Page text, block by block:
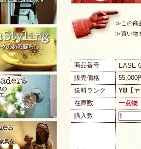
≫この商
≫買い物
商品番号
EASE-
販売価格
55,000
送料ランク
YB 【
在庫数
一点物
購入数